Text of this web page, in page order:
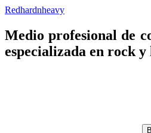
Redhardnheavy
Medio profesional de
especializada en rock y